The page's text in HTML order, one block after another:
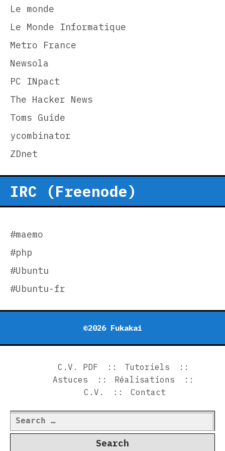
Le monde
Le Monde Informatique
Metro France
Newsola
PC INpact
The Hacker News
Toms Guide
ycombinator
ZDnet
IRC (Freenode)
#maemo
#php
#Ubuntu
#Ubuntu-fr
©2026 Fukakai
C.V. PDF
Tutoriels
Astuces
Réalisations
C.V.
Contact
Search
for: